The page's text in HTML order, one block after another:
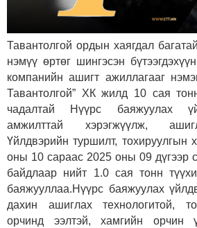
Тавантолгой ордын хаягдал
нэмүү өртөг шингэсэн
компанийн ашигт ажиллагааг
Тавантолгой” ХК жилд 10 сая
чадалтай Нүүрс баяжуулах
амжилттай хэрэгжүүлж,
Үйлдвэрийн туршилт, тохируулгын
оны 10 сараас 2025 оны 09 дүгээр
байдлаар нийт 1.0 сая тонн
баяжууллаа.Нүүрс баяжуулах
дахин ашиглах технологитой,
орчинд ээлтэй, хамгийн орчин